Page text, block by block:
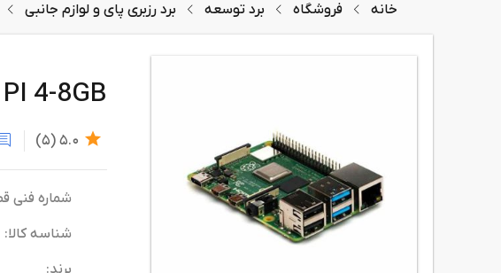
خانه فروشگاه برد توسعه برد رزبری پای و لوازم جانبی
4-8GB
5.0
(5)
شماره فنی
شناسه کالا: